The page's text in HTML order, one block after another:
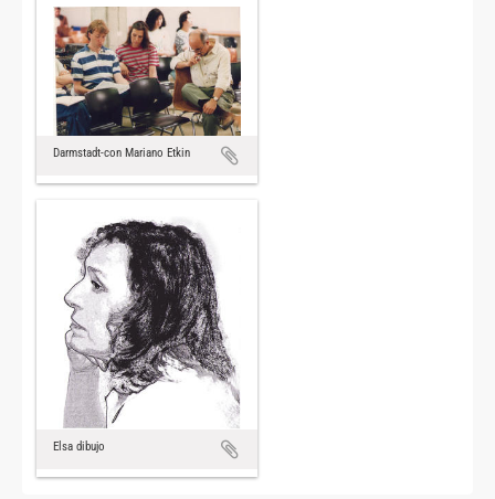
Darmstadt-con Mariano Etkin
Elsa dibujo